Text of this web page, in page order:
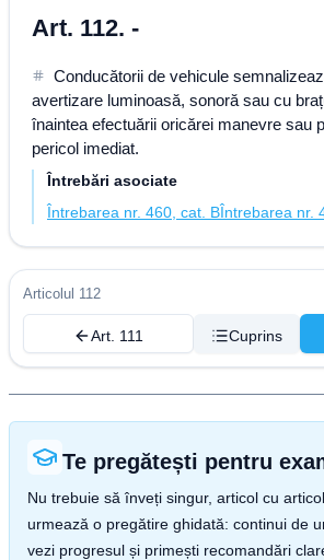
Art. 112. -
Conducătorii de vehicule
avertizare luminoasă, sonoră sau cu
înaintea efectuării oricărei manevre sau
pericol imediat.
Întrebări asociate
Întrebarea nr. 460, cat. BÎntrebarea nr.
Articolul 112
Art. 111 Cuprins
Te pregătești pentru
Nu trebuie să înveți singur, articol cu
urmează o pregătire ghidată: continui de
vezi progresul și primești recomandări